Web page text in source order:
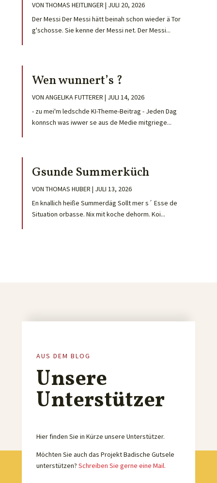
VON THOMAS HEITLINGER | JULI 20, 2026
Der Messi Der Messi hätt beinah schon wieder ä Tor
g'schosse. Sie kenne der Messi net. Der Messi...
Wen wunnert’s ?
VON ANGELIKA FUTTERER | JULI 14, 2026
- zu mei'm ledschde KI-Theme-Beitrag - Jeden Dag
konnsch was iwwer se aus de Medie mitgriege...
Gsunde Summerküch
VON THOMAS HUBER | JULI 13, 2026
En knallich heiße Summerdäg Sollt mer s´ Esse de
Situation orbasse. Nix mit koche dehorm. Koi...
AUS DEM BLOG
Unsere
Unterstützer
Hier finden Sie in Kürze unsere Unterstützer.
Möchten Sie auch das Projekt Badische Gutsele
unterstützen? Schreiben Sie gerne eine Mail.